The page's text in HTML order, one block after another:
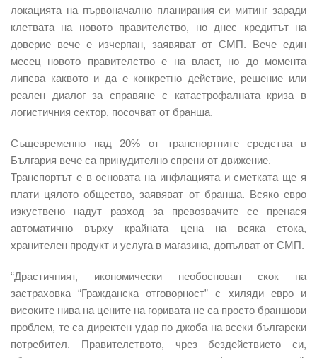
локацията на първоначално планирания си митинг заради
клетвата на новото правителство, но днес кредитът на
доверие вече е изчерпан, заявяват от СМП. Вече един
месец новото правителство е на власт, но до момента
липсва каквото и да е конкретно действие, решение или
реален диалог за справяне с катастрофалната криза в
логистичния сектор, посочват от бранша.
Същевременно над 20% от транспортните средства в
България вече са принудително спрени от движение.
Транспортът е в основата на инфлацията и сметката ще я
плати цялото общество, заявяват от бранша. Всяко евро
изкуствено надут разход за превозвачите се пренася
автоматично върху крайната цена на всяка стока,
хранителен продукт и услуга в магазина, допълват от СМП.
“Драстичният, икономически необоснован скок на
застраховка “Гражданска отговорност” с хиляди евро и
високите нива на цените на горивата не са просто браншови
проблем, те са директен удар по джоба на всеки български
потребител. Правителството, чрез бездействието си,